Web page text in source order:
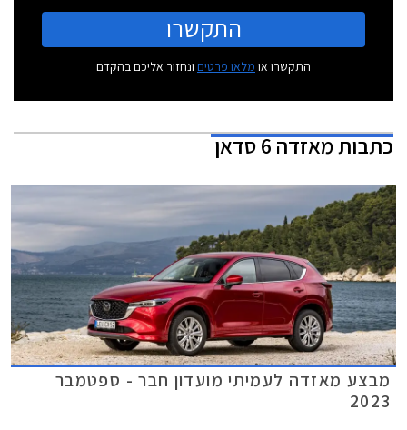
התקשרו
התקשרו או מלאו פרטים ונחזור אליכם בהקדם
כתבותמאזדה 6 סדאן
מבצע מאזדה לעמיתי מועדון חבר - ספטמבר
2023